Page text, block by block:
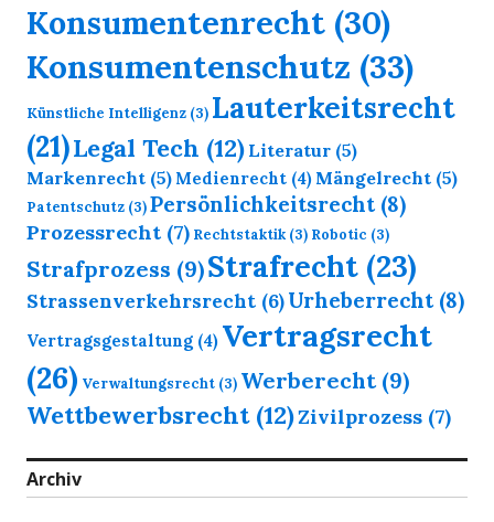
Konsumentenrecht (30)
Konsumentenschutz (33)
Künstliche Intelligenz (3) Lauterkeitsrecht
(21)Legal Tech (12) Literatur (5)
Markenrecht (5) Medienrecht (4) Mängelrecht (5)
Patentschutz (3)Persönlichkeitsrecht(8)
Prozessrecht (7) Rechtstaktik(3) Robotic (3)
Strafprozess (9)Strafrecht (23)
Strassenverkehrsrecht (6)Urheberrecht(8)
Vertragsgestaltung (4) Vertragsrecht
(26) Verwaltungsrecht (3) Werberecht(9)
Wettbewerbsrecht(12)Zivilprozess (7)
Archiv